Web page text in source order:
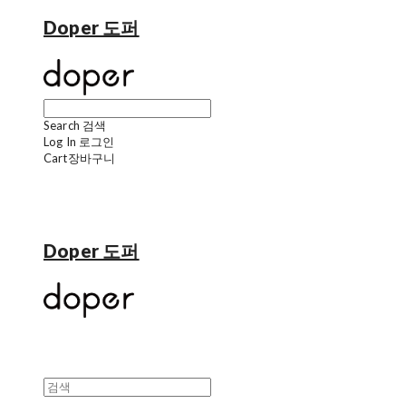
Doper 도퍼
Search 검색
Log In 로그인
Cart장바구니
Doper 도퍼